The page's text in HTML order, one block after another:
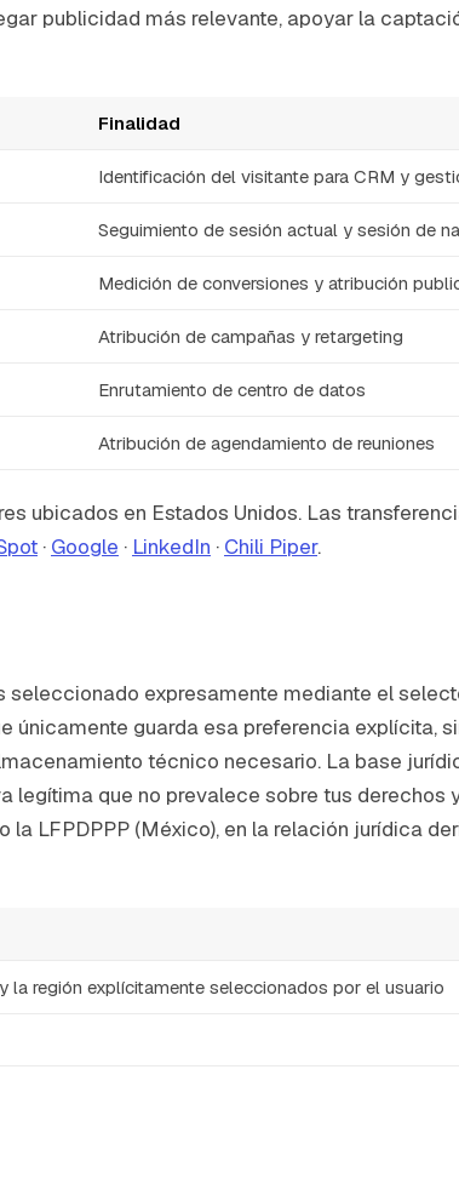
publicidad más relevante, apoyar la
Finalidad
Identificación del visitante para CRM y
Seguimiento de sesión actual y sesión de
Medición de conversiones y atribución
Atribución de campañas y retargeting
Enrutamiento de centro de datos
Atribución de agendamiento de reuniones
ubicados en Estados Unidos. Las
· Google · LinkedIn · Chili Piper.
seleccionado expresamente mediante el
guarda esa preferencia explícita,
técnico necesario. La base
que no prevalece sobre tus derechos
LFPDPPP (México), en la relación jurídica
la región explícitamente seleccionados por el usuario